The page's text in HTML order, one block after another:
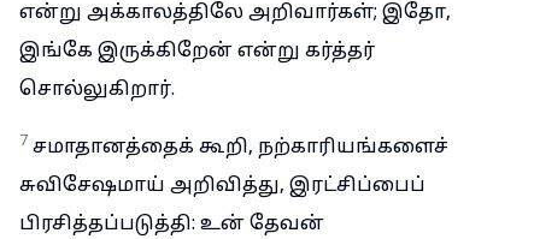
என்று அக்காலத்திலே அறிவார்கள்; இதோ,
இங்கே இருக்கிறேன் என்று கர்த்தர்
சொல்லுகிறார்.
7 சமாதானத்தைக் கூறி, நற்காரியங்களைச்
சுவிசேஷமாய் அறிவித்து, இரட்சிப்பைப்
பிரசித்தப்படுத்தி: உன் தேவன்